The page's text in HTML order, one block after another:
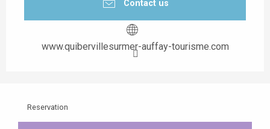
Contact us
www.quibervillesurmer-auffay-tourisme.com
Reservation